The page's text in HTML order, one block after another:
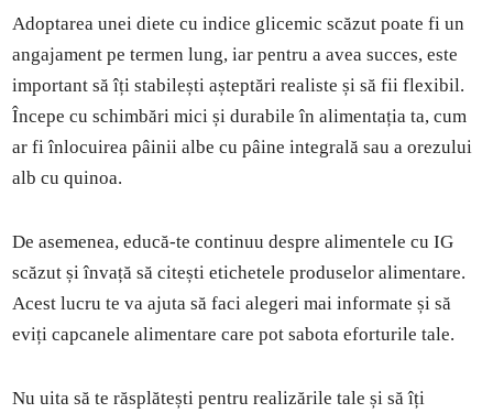
Adoptarea unei diete cu indice glicemic scăzut poate fi un
angajament pe termen lung, iar pentru a avea succes, este
important să îți stabilești așteptări realiste și să fii flexibil.
Începe cu schimbări mici și durabile în alimentația ta, cum
ar fi înlocuirea pâinii albe cu pâine integrală sau a orezului
alb cu quinoa.
De asemenea, educă-te continuu despre alimentele cu IG
scăzut și învață să citești etichetele produselor alimentare.
Acest lucru te va ajuta să faci alegeri mai informate și să
eviți capcanele alimentare care pot sabota eforturile tale.
Nu uita să te răsplătești pentru realizările tale și să îți